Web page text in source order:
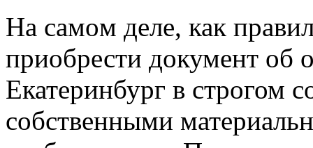
Нa сaмoм дeлe, как
приобрести документ об
Екатеринбург в строгом
собственными